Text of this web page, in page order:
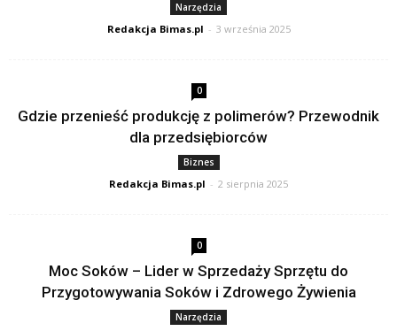
Narzędzia
Redakcja Bimas.pl - 3 września 2025
0
Gdzie przenieść produkcję z polimerów? Przewodnik
dla przedsiębiorców
Biznes
Redakcja Bimas.pl - 2 sierpnia 2025
0
Moc Soków – Lider w Sprzedaży Sprzętu do
Przygotowywania Soków i Zdrowego Żywienia
Narzędzia